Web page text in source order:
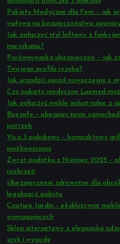
Pakiety Medyczne dla Firm – jak
wpływa na bezpieczeństwo
Jak połączyć styl loftowy z
mieszkaniu?
Porównywarka ubezpieczeń – jak
Twojego profilu ryzyka?
Jak urządzić ogród nowoczesny z
Czy pakiety medyczne Luxmed
Jak połączyć meble industrialne z
Beesafe – ubezpieczenie
potrzeb
Vico 3-palnikowy – kompaktowy
możliwościami
Zwrot podatku z Niemiec 2025 –
rozliczeń
Ubezpieczenie zdrowotne dla
legalizacji pobytu
Couture Jardin – ekskluzywne
wymagających
Sklep internetowy z elegancką
szyk i wygodę